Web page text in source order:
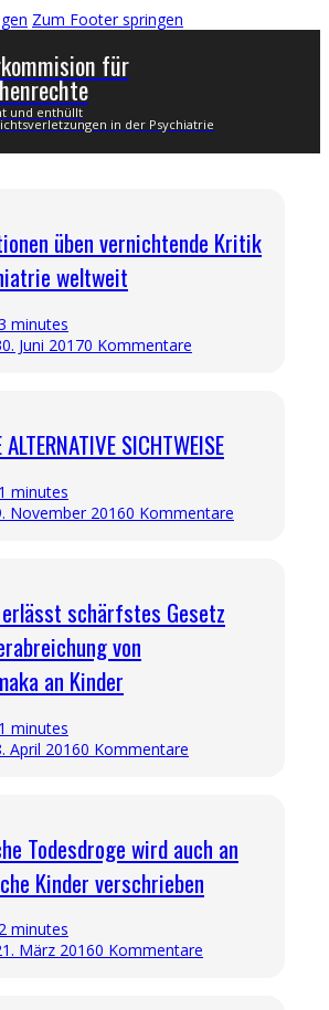
Zum Footer springen
für
und enthüllt
in der Psychiatrie
üben vernichtende Kritik
weltweit
minutes
Juni 20170 Kommentare
SICHTWEISE
minutes
November 20160 Kommentare
schärfstes Gesetz
von
an Kinder
minutes
April 20160 Kommentare
Todesdroge wird auch an
Kinder verschrieben
minutes
März 20160 Kommentare